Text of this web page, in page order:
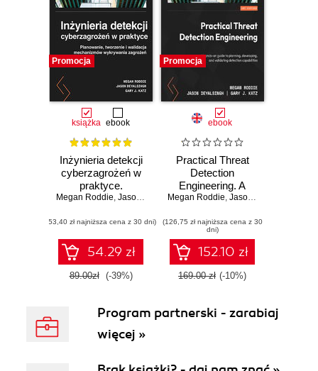
Promocja
książka ebook
Inżynieria detekcji
cyberzagrożeń w
praktyce.
Planowanie,
walidacja
mechanizmów
wykrywania
zagrożeń
Megan Roddie, Jason Deyalsingh ,Gary J. Katz
(53,40 zł najniższa cena z 30 dni)
54.29 zł
89.00zł (-39%)
Promocja
ebook
Practical Threat
Detection
Engineering. A
hands-on guide to
developing, and
validating detection
capabilities
Megan Roddie, Jason Deyalsingh
(126,75 zł najniższa cena z 30
dni)
152.10 zł
169.00 zł (-10%)
Program partnerski - zarabiaj
więcej »